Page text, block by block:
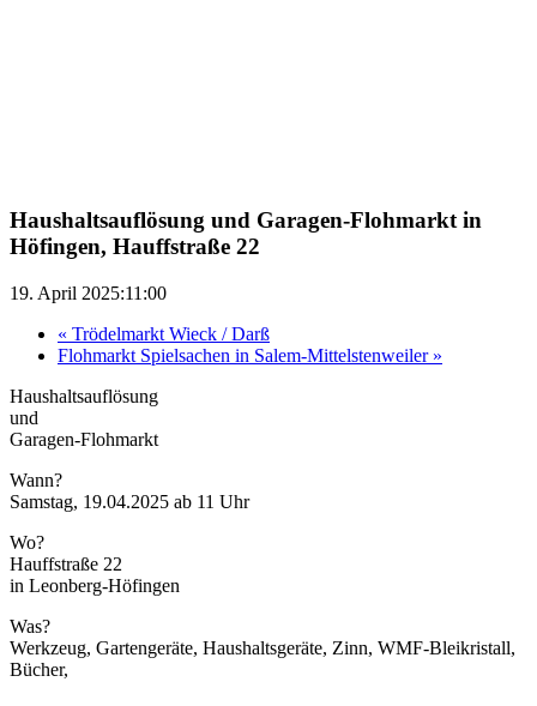
Haushaltsauflösung und Garagen-Flohmarkt in
Höfingen, Hauffstraße 22
19. April 2025:11:00
« Trödelmarkt Wieck / Darß
Flohmarkt Spielsachen in Salem-Mittelstenweiler »
Haushaltsauflösung
und
Garagen-Flohmarkt
Wann?
Samstag, 19.04.2025 ab 11 Uhr
Wo?
Hauffstraße 22
in Leonberg-Höfingen
Was?
Werkzeug, Gartengeräte, Haushaltsgeräte, Zinn, WMF-Bleikristall,
Bücher,